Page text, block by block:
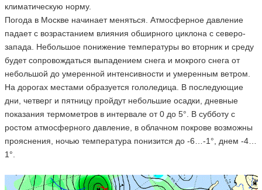
климатическую норму.
Погода в Москве начинает меняться. Атмосферное давление
падает с возрастанием влияния обширного циклона с северо-
запада. Небольшое понижение температуры во вторник и среду
будет сопровождаться выпадением снега и мокрого снега от
небольшой до умеренной интенсивности и умеренным ветром.
На дорогах местами образуется гололедица. В последующие
дни, четверг и пятницу пройдут небольшие осадки, дневные
показания термометров в интервале от 0 до 5°. В субботу с
ростом атмосферного давление, в облачном покрове возможны
прояснения, ночью температура понизится до -6…-1°, днем -4…
1°.